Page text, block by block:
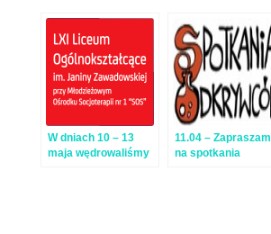
W dniach 10 – 13
maja wędrowaliśmy
11.04 –
na spotkania